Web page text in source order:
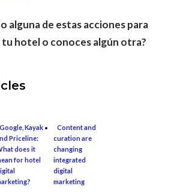
alguna de estas acciones para
tu hotel o conoces algún otra?
Google, Kayak
Priceline:
does it
for hotel
Content and
curation are
changing
integrated
digital
marketing